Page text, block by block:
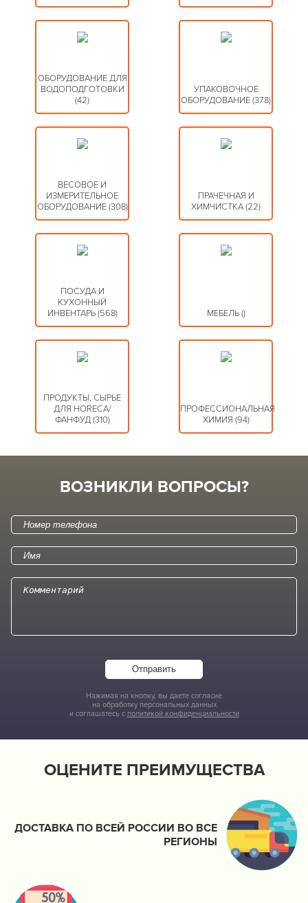
ОБОРУДОВАНИЕ ДЛЯ
ВОДОПОДГОТОВКИ
(42)
УПАКОВОЧНОЕ
ОБОРУДОВАНИЕ(378)
ВЕСОВОЕ И
ИЗМЕРИТЕЛЬНОЕ
ОБОРУДОВАНИЕ(308)
ПРАЧЕЧНАЯ И
ХИМЧИСТКА(22)
ПОСУДА И
КУХОННЫЙ
ИНВЕНТАРЬ(568) МЕБЕЛЬ()
ПРОДУКТЫ, СЫРЬЕ
ДЛЯ HORECA/
ФАНФУД(310)
ПРОФЕССИОНАЛЬНАЯ
ХИМИЯ (94)
ВОЗНИКЛИ ВОПРОСЫ?
Отправить
Нажимая на кнопку, вы даете согласие
на обработку персональных данных
и соглашатесь с политикой конфиденциальности
ОЦЕНИТЕ ПРЕИМУЩЕСТВА
ДОСТАВКА ПО ВСЕЙ РОССИИ ВО ВСЕ
РЕГИОНЫ